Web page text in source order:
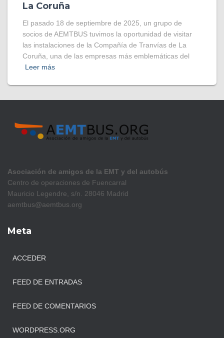
La Coruña
El pasado 18 de septiembre de 2025, un grupo de
socios de AEMTBUS tuvimos la oportunidad de visitar
las instalaciones de la Compañía de Tranvías de La
Coruña, una de las empresas más emblemáticas del
Leer más
Asociación de amigos de la EMT y del autobús
Centro de operaciones de Fuencarral
Mauricio Legendre, s/n. 28046 Madrid
aemtbus@aemtbus.org
Meta
ACCEDER
FEED DE ENTRADAS
FEED DE COMENTARIOS
WORDPRESS.ORG